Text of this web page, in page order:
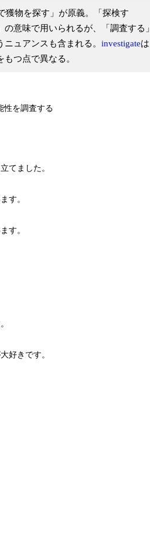
獲物を探す」が原義。「探検す
意味で用いられるが、「調査する」
ュアンスも含まれる。 investigateは
つ点で異なる。
性を調査する
てました。
す。
す。
好きです。